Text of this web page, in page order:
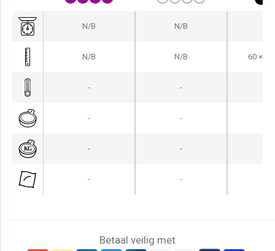
N/B N/B
N/B N/B 60 ×
- -
- -
- -
- -
Betaal veilig met